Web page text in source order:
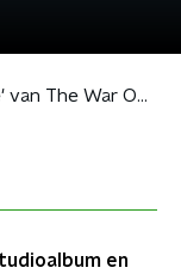
'I Don't Live Here Anymore' van The War On Drugs is de nieuwe 3FM Megahit
en